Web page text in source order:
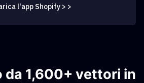
l'app Shopify > >
1,600+ vettori in